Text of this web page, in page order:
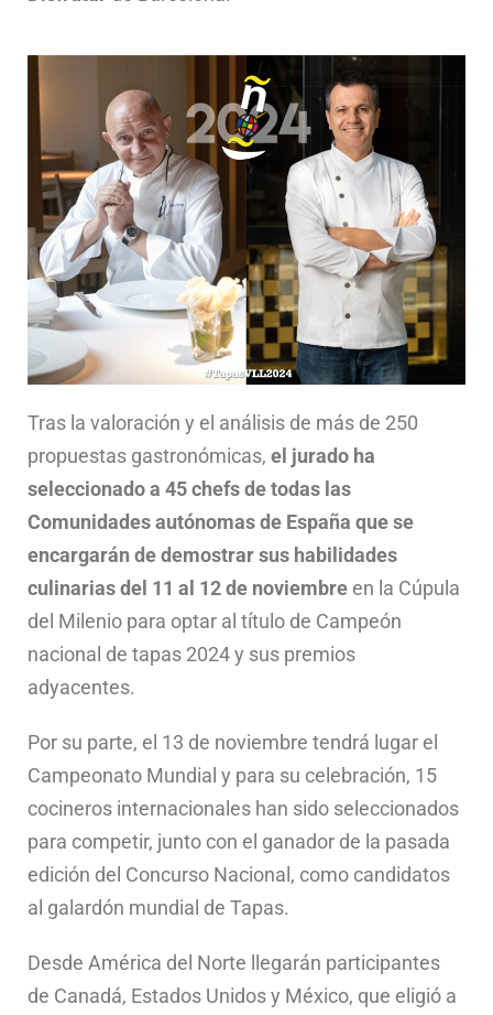
Tras la valoración y el análisis de más de 250
propuestas gastronómicas, el jurado ha
seleccionado a 45 chefs de todas las
Comunidades autónomas de España que se
encargarán de demostrar sus habilidades
culinarias del 11 al 12 de noviembre en la Cúpula
del Milenio para optar al título de Campeón
nacional de tapas 2024 y sus premios
adyacentes.
Por su parte, el 13 de noviembre tendrá lugar el
Campeonato Mundial y para su celebración, 15
cocineros internacionales han sido seleccionados
para competir, junto con el ganador de la pasada
edición del Concurso Nacional, como candidatos
al galardón mundial de Tapas.
Desde América del Norte llegarán participantes
de Canadá, Estados Unidos y México, que eligió a